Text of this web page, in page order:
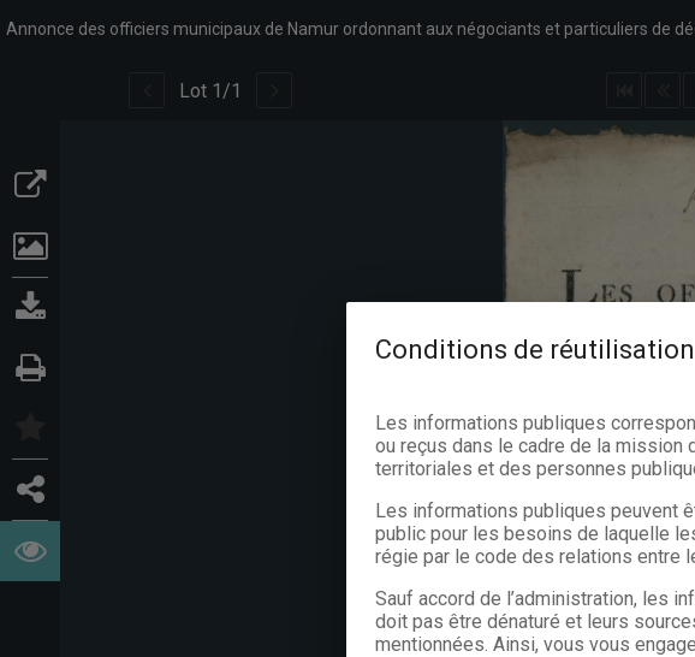
Lot 1 /1
Conditions de réutilisation
Les informations publiques
ou reçus dans le cadre de la mission
territoriales et des personnes
Les informations publiques peuvent
public pour les besoins de laquelle
régie par le code des relations entre
Sauf accord de l’administration, les
doit pas être dénaturé et leurs
mentionnées. Ainsi, vous vous